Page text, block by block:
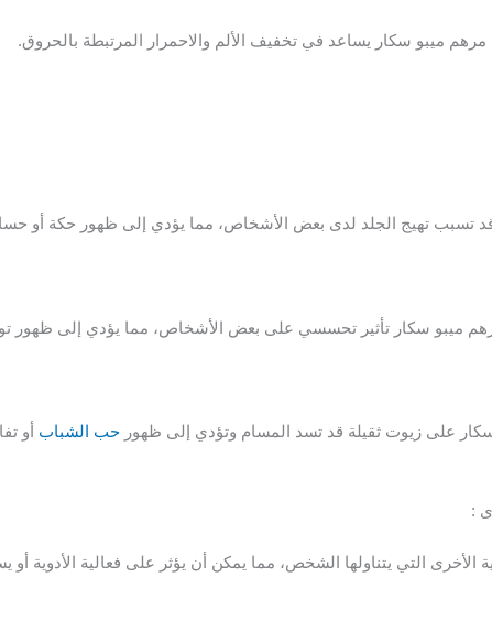
مرهم ميبو سكار يساعد في تخفيف الألم والاحمرار المرتبطة بالحروق.
تسبب تهيج الجلد لدى بعض الأشخاص، مما يؤدي إلى ظهور حكة أو
ميبو سكار تأثير تحسسي على بعض الأشخاص، مما يؤدي إلى ظهور
على زيوت ثقيلة قد تسد المسام وتؤدي إلى ظهور حب الشباب أو
:
التي يتناولها الشخص، مما يمكن أن يؤثر على فعالية الأدوية أو